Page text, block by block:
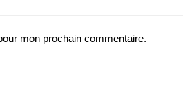
mon prochain commentaire.